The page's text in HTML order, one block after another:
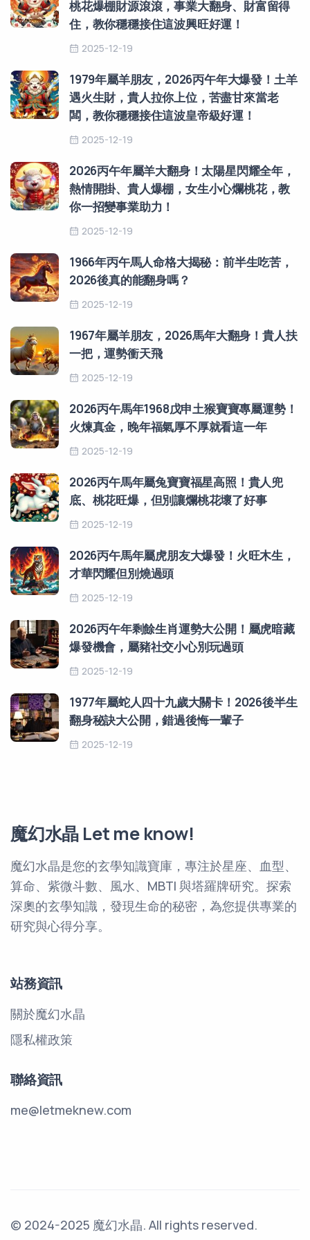
桃花爆棚財源滾滾，事業大翻身、財富留得
住，教你穩穩接住這波興旺好運！
2025-12-19
1979年屬羊朋友，2026丙午年大爆發！土羊
遇火生財，貴人拉你上位，苦盡甘來當老
闆，教你穩穩接住這波皇帝級好運！
2025-12-19
2026丙午年屬羊大翻身！太陽星閃耀全年，
熱情開掛、貴人爆棚，女生小心爛桃花，教
你一招變事業助力！
2025-12-19
1966年丙午馬人命格大揭秘：前半生吃苦，
2026後真的能翻身嗎？
2025-12-19
1967年屬羊朋友，2026馬年大翻身！貴人扶
一把，運勢衝天飛
2025-12-19
2026丙午馬年1968戊申土猴寶寶專屬運勢！
火煉真金，晚年福氣厚不厚就看這一年
2025-12-19
2026丙午馬年屬兔寶寶福星高照！貴人兜
底、桃花旺爆，但別讓爛桃花壞了好事
2025-12-19
2026丙午馬年屬虎朋友大爆發！火旺木生，
才華閃耀但別燒過頭
2025-12-19
2026丙午年剩餘生肖運勢大公開！屬虎暗藏
爆發機會，屬豬社交小心別玩過頭
2025-12-19
1977年屬蛇人四十九歲大關卡！2026後半生
翻身秘訣大公開，錯過後悔一輩子
2025-12-19
魔幻水晶 Let me know!
魔幻水晶是您的玄學知識寶庫，專注於星座、血型、
算命、紫微斗數、風水、MBTI 與塔羅牌研究。探索
深奧的玄學知識，發現生命的秘密，為您提供專業的
研究與心得分享。
站務資訊
關於魔幻水晶
隱私權政策
聯絡資訊
me@letmeknew.com
© 2024-2025 魔幻水晶. All rights reserved.